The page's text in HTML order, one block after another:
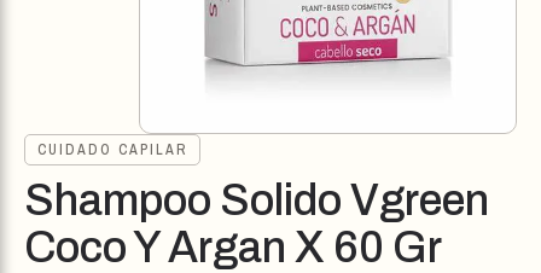
CUIDADO CAPILAR
Shampoo Solido Vgreen
Coco Y Argan X 60 Gr